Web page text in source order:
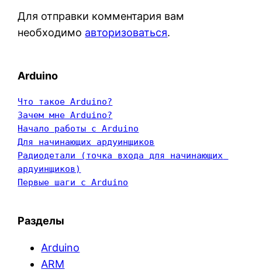
Для отправки комментария вам
необходимо авторизоваться.
Arduino
Что такое Arduino?
Зачем мне Arduino?
Начало работы с Arduino
Для начинающих ардуинщиков
Радиодетали (точка входа для начинающих
ардуинщиков)
Первые шаги с Arduino
Разделы
Arduino
ARM